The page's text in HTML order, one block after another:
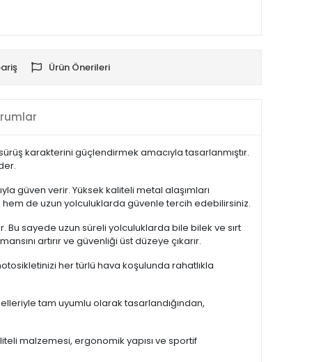
Ürün Önerileri
karakterini güçlendirmek amacıyla tasarlanmıştır.
güven verir. Yüksek kaliteli metal alaşımları
de uzun yolculuklarda güvenle tercih edebilirsiniz.
Bu sayede uzun süreli yolculuklarda bile bilek ve sırt
artırır ve güvenliği üst düzeye çıkarır.
her türlü hava koşulunda rahatlıkla
tam uyumlu olarak tasarlandığından,
malzemesi, ergonomik yapısı ve sportif